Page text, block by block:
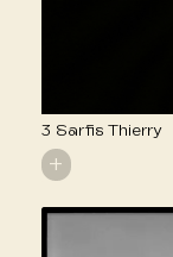
3 Sarfis Thierry
+